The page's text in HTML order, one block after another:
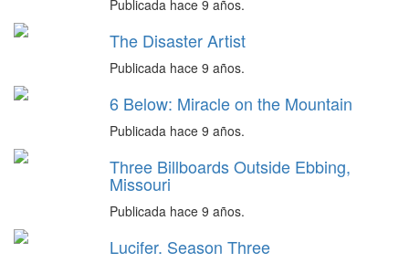
Publicada hace 9 años.
The Disaster Artist
Publicada hace 9 años.
6 Below: Miracle on the Mountain
Publicada hace 9 años.
Three Billboards Outside Ebbing,
Missouri
Publicada hace 9 años.
Lucifer. Season Three